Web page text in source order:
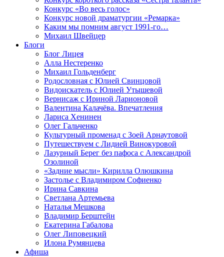
Конкурс «Во весь голос»
Конкурс новой драматургии «Ремарка»
Каким мы помним август 1991-го…
Михаил Швейцер
Блоги
Блог Лицея
Алла Нестеренко
Михаил Гольденберг
Родословная с Юлией Свинцовой
Видоискатель с Юлией Утышевой
Вернисаж с Ириной Ларионовой
Валентина Калачёва. Впечатления
Лариса Хенинен
Олег Гальченко
Культурный променад с Зоей Арнаутовой
Путешествуем с Лидией Винокуровой
Лазурный Берег без пафоса с Александрой
Озолиной
«Задние мысли» Кирилла Олюшкина
Застолье с Владимиром Софиенко
Ирина Савкина
Светлана Артемьева
Наталья Мешкова
Владимир Берштейн
Екатерина Габалова
Олег Липовецкий
Илона Румянцева
Афиша